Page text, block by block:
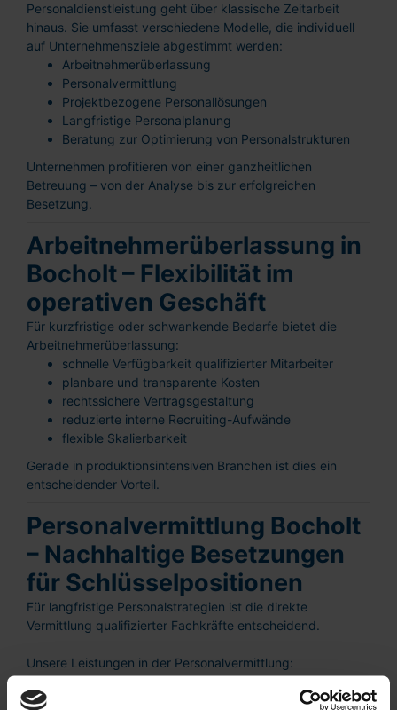
Personaldienstleistung geht über klassische Zeitarbeit
hinaus. Sie umfasst verschiedene Modelle, die individuell
auf Unternehmensziele abgestimmt werden:
Arbeitnehmerüberlassung
Personalvermittlung
Projektbezogene Personallösungen
Langfristige Personalplanung
Beratung zur Optimierung von Personalstrukturen
Unternehmen profitieren von einer ganzheitlichen
Betreuung – von der Analyse bis zur erfolgreichen
Besetzung.
Arbeitnehmerüberlassung in
Bocholt – Flexibilität im
operativen Geschäft
Für kurzfristige oder schwankende Bedarfe bietet die
Arbeitnehmerüberlassung:
schnelle Verfügbarkeit qualifizierter Mitarbeiter
planbare und transparente Kosten
rechtssichere Vertragsgestaltung
reduzierte interne Recruiting-Aufwände
flexible Skalierbarkeit
Gerade in produktionsintensiven Branchen ist dies ein
entscheidender Vorteil.
Personalvermittlung Bocholt
– Nachhaltige Besetzungen
für Schlüsselpositionen
Für langfristige Personalstrategien ist die direkte
Vermittlung qualifizierter Fachkräfte entscheidend.
Unsere Leistungen in der Personalvermittlung:
strukturierte Bedarfsanalyse